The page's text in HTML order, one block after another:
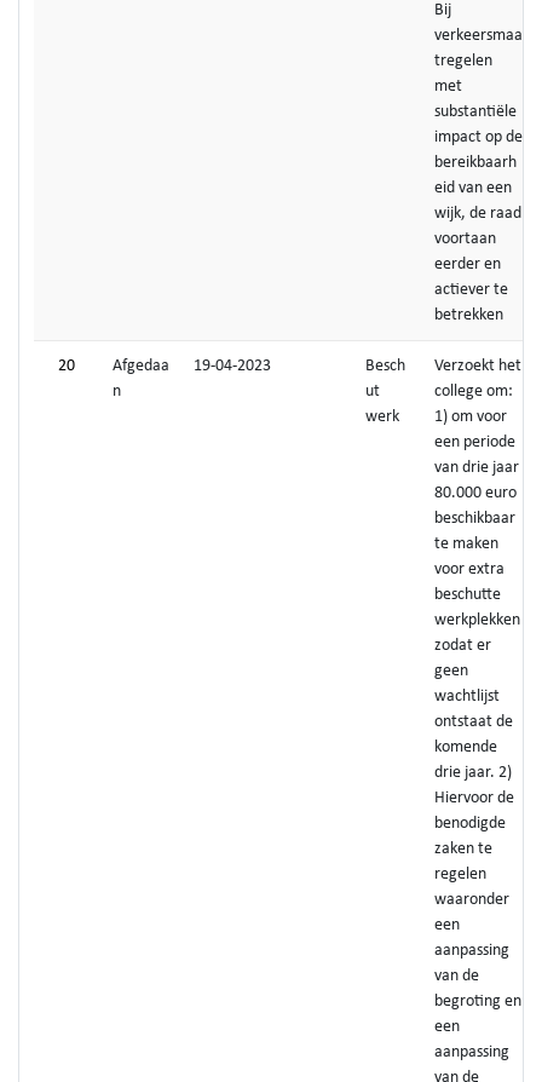
Bij
verkeersmaa
tregelen
met
substantiële
impact op de
bereikbaarh
eid van een
wijk, de raad
voortaan
eerder en
actiever te
betrekken
20
Afgedaa
n
19-04-2023
Besch
ut
werk
Verzoekt het
college om:
1) om voor
een periode
van drie jaar
80.000 euro
beschikbaar
te maken
voor extra
beschutte
werkplekken
zodat er
geen
wachtlijst
ontstaat de
komende
drie jaar. 2)
Hiervoor de
benodigde
zaken te
regelen
waaronder
een
aanpassing
van de
begroting en
een
aanpassing
van de